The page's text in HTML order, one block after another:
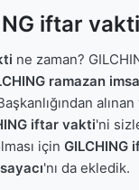
iftar
ne zaman?
ramazan
iftar vakti'ni
için GILCHING
sayacı'nı da ekledik.